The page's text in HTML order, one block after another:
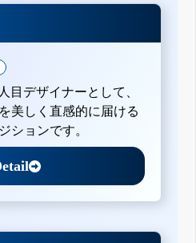
目デザイナーとして、
美しく直感的に届ける
ションです。